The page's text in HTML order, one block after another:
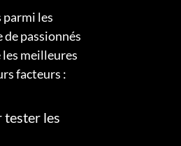
parmi les
passionnés
les meilleures
facteurs :
tester les